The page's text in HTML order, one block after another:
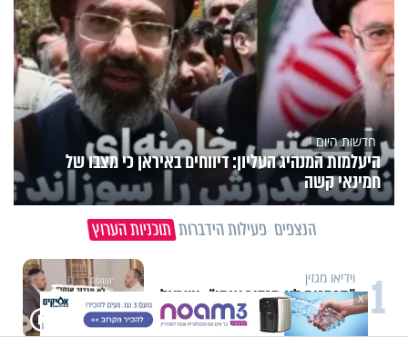
חדשות היום
היעלמות המנהיג העליון: דיווחים באיראן כי מצבו של
חמינאי קשה
הנצפים פעילות הידברות תוכניות הערוץ
1 וידיאו מגזין
"הגמגום לא מגדיר אותי": ישראל
שטרן על המגבלה שלא עוצרת אותו
X